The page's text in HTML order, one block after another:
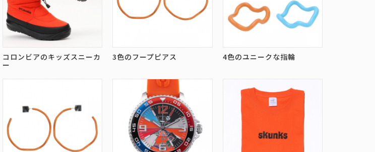
コロンビアのキッズスニーカ
ー
3色のフープピアス 4色のユニークな指輪